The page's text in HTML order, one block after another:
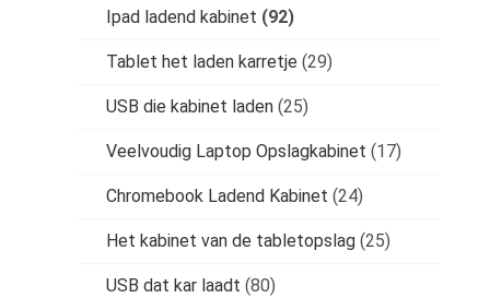
Ipad ladend kabinet (92)
Tablet het laden karretje (29)
USB die kabinet laden (25)
Veelvoudig Laptop Opslagkabinet (17)
Chromebook Ladend Kabinet (24)
Het kabinet van de tabletopslag (25)
USB dat kar laadt (80)